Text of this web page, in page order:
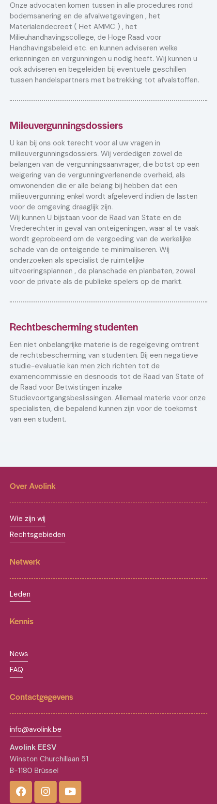
Onze advocaten komen tussen in alle procedures rond
bodemsanering en de afvalwetgevingen , het
Materialendecreet ( Het AMMC ) , het
Milieuhandhavingscollege, de Hoge Raad voor
Handhavingsbeleid etc. en kunnen adviseren welke
erkenningen en vergunningen u nodig heeft. Wij kunnen u
ook adviseren en begeleiden bij eventuele geschillen
tussen handelspartners met betrekking tot afvalstoffen.
Mileuvergunningsdossiers
U kan bij ons ook terecht voor al uw vragen in
milieuvergunningsdossiers. Wij verdedigen zowel de
belangen van de vergunningsaanvrager, die botst op een
weigering van de vergunningverlenende overheid, als
omwonenden die er alle belang bij hebben dat een
milieuvergunning enkel wordt afgeleverd indien de lasten
voor de omgeving draaglijk zijn.
Wij kunnen U bijstaan voor de Raad van State en de
Vrederechter in geval van onteigeningen, waar al te vaak
wordt geprobeerd om de vergoeding van de werkelijke
schade van de onteigende te minimaliseren. Wij
onderzoeken als specialist de ruimtelijke
uitvoeringsplannen , de planschade en planbaten, zowel
voor de private als de publieke spelers op de markt.
Rechtbescherming studenten
Een niet onbelangrijke materie is de regelgeving omtrent
de rechtsbescherming van studenten. Bij een negatieve
studie-evaluatie kan men zich richten tot de
examencommissie en desnoods tot de Raad van State of
de Raad voor Betwistingen inzake
Studievoortgangsbeslissingen. Allemaal materie voor onze
specialisten, die bepalend kunnen zijn voor de toekomst
van een student.
Over Avolink
Wie zijn wij
Rechtsgebieden
Netwerk
Leden
Kennis
News
FAQ
Contactgegevens
info@avolink.be
Avolink EESV
Winston Churchillaan 51
B-1180 Brüssel